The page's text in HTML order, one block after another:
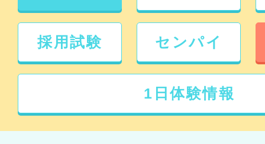
採用試験 センパイ
1日体験情報